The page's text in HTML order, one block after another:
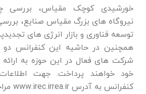
خورشیدی کوچک مقیاس، بررسی
نیروگاه های بزرگ مقیاس صنایع،
توسعه فناوری و بازار انرژی های
همچنین در حاشیه این کنفرانس دو
شرکت های فعال در این حوزه به
خود خواهند پرداخت. جهت
کنفرانس به آدرس www.irec.irrea.ir مراجعه فرمایید.